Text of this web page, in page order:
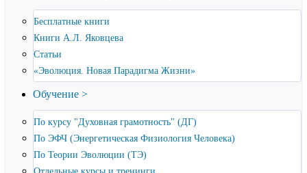
Бесплатные книги
Книги А.Л. Яковцева
Статьи
«Эволюция. Новая Парадигма Жизни»
Обучение >
По курсу "Духовная грамотность" (ДГ)
По ЭФЧ (Энергетическая Физиология Человека)
По Теории Эволюции (ТЭ)